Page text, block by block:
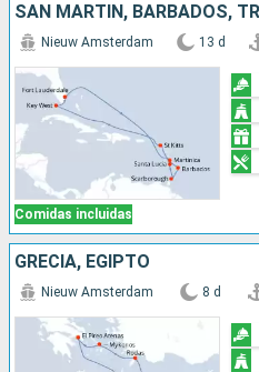
Comidas incluidas
Nieuw Amsterdam 13 d
GRECIA, EGIPTO
Nieuw Amsterdam 8 d